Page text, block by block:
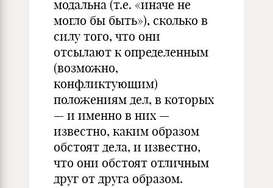
модальна (т.е. «иначе не
могло бы быть»), сколько в
силу того, что они
отсылают к определенным
(возможно,
конфликтующим)
положениям дел, в которых
— и именно в них —
известно, каким образом
обстоят дела, и известно,
что они обстоят отличным
друг от друга образом.